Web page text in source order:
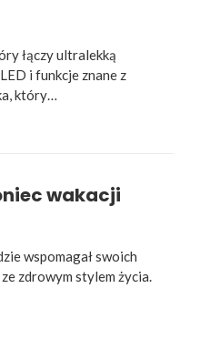
łączy ultralekką
i funkcje znane z
który…
wakacji
wspomagał swoich
zdrowym stylem życia.